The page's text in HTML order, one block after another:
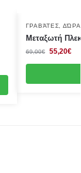
ΓΡΑΒΆΤΕΣ, ΔΏΡΑ
Μεταξωτή
69,00€ 55,20€